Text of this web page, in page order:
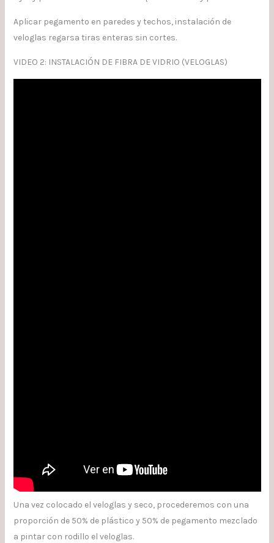
Aplicar pegamento en paredes y techos, instalación de
veloglas regarsa tiras enteras sin cortes.
VIDEO 2: INSTALACIÓN DE FIBRA DE VIDRIO (VELOGLAS)
Una vez colocado el veloglas y seco, procederemos con una
proporción de 50% de plástico y 50% de pegamento mezclado
a pintar con rodillo el veloglas.